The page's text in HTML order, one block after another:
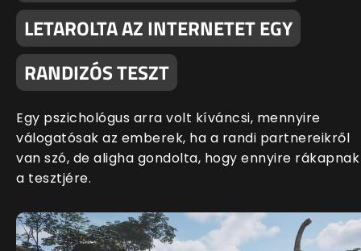
LETAROLTA AZ INTERNETET EGY
RANDIZÓS TESZT
Egy pszichológus arra volt kíváncsi, mennyire
válogatósak az emberek, ha a randi partnereikről
van szó, de aligha gondolta, hogy ennyire rákapnak
a tesztjére.